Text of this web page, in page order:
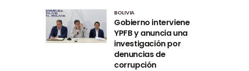
BOLIVIA
Gobierno interviene
YPFB y anuncia una
investigación por
denuncias de
corrupción